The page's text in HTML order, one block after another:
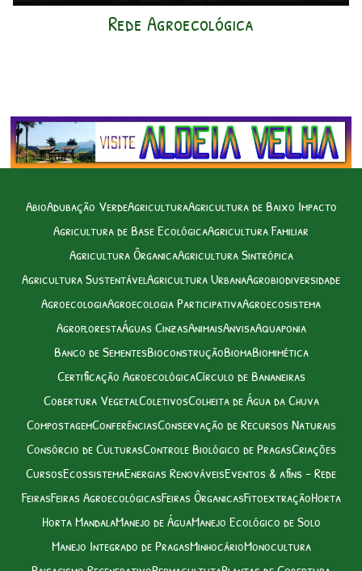
Rede Agroecológica
AbioAdubação VerdeAgriculturaAgricultura de Baixo Impacto
Agricultura de Base EcológicaAgricultura Familiar
Agricultura ÔrganicaAgricultura Sintrópica
Agricultura SustentávelAgricultura UrbanaAgrobiodiversidade
AgroecologiaAgroecologia ParticipativaAgroecosistema
AgroflorestaÁguas CinzasAnimaisAnvisaAquaponia
Banco de SementesBioconstruçãoBiomaBiomimética
Certificação AgroecológicaCírculo de Bananeiras
Cobertura VegetalColetivosColheita de Água da Chuva
CompostagemConferênciasConservação de Recursos Naturais
Consórcio de CulturasControle Biológico de PragasCriações
CursosEcossistemaEnergias RenováveisEventos & afins – Rede
FeirasFeiras AgroecológicasFeiras ÔrganicasFitoextraçãoHorta
Horta MandalaManejo de ÁguaManejo Ecológico de Solo
Manejo Integrado de PragasMinhocárioMonocultura